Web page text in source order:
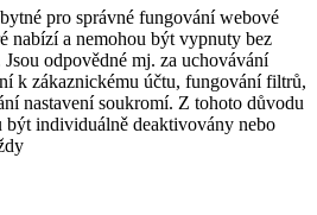
pro správné fungování webové
nabízí a nemohou být vypnuty bez
odpovědné mj. za uchovávání
k zákaznickému účtu, fungování filtrů,
nastavení soukromí. Z tohoto důvodu
být individuálně deaktivovány nebo